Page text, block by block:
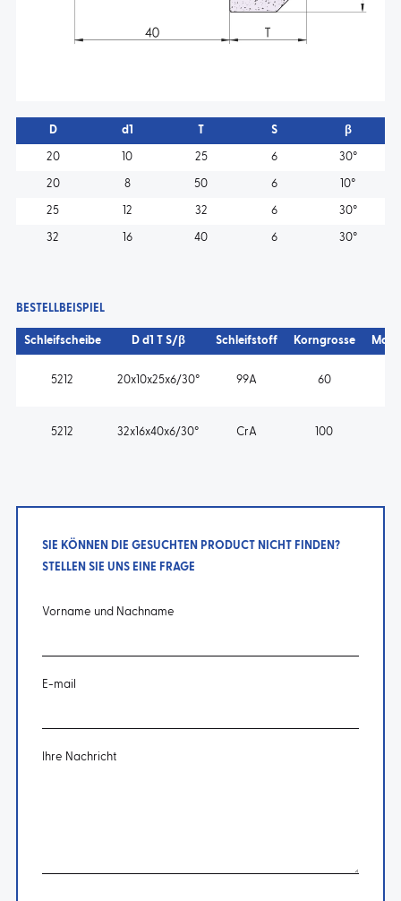
D d1 T S β
20 10 25 6 30°
20 8 50 6 10°
25 12 32 6 30°
32 16 40 6 30°
BESTELLBEISPIEL
Schleifscheibe D d1 T S/β Schleifstoff Korngrosse
5212 20x10x25x6/30° 99A 60
5212 32x16x40x6/30° CrA 100
SIE KÖNNEN DIE GESUCHTEN PRODUCT NICHT FINDEN?
STELLEN SIE UNS EINE FRAGE
Vorname und Nachname
E-mail
Ihre Nachricht